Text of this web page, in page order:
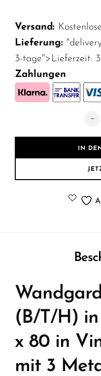
Versand:
Lieferung:
3-tage">Lieferzeit:
Zahlungen
IN
(B/T/H) in
x 80 in
mit 3